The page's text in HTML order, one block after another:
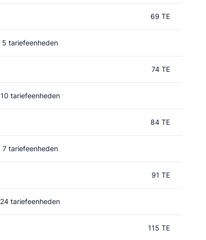
69 TE
5 tariefeenheden
74 TE
10 tariefeenheden
84 TE
7 tariefeenheden
91 TE
24 tariefeenheden
115 TE